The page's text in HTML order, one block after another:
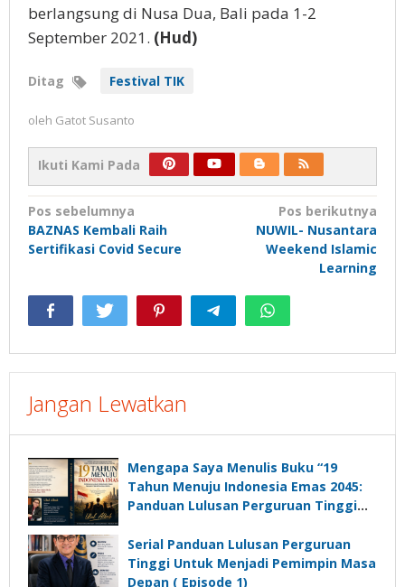
berlangsung di Nusa Dua, Bali pada 1-2
September 2021. (Hud)
Ditag Festival TIK
oleh Gatot Susanto
Ikuti Kami Pada
Navigasi
pos
Pos sebelumnya
BAZNAS Kembali Raih
Sertifikasi Covid Secure
Pos berikutnya
NUWIL- Nusantara
Weekend Islamic
Learning
Jangan Lewatkan
Mengapa Saya Menulis Buku “19
Tahun Menuju Indonesia Emas 2045:
Panduan Lulusan Perguruan Tinggi
Depan”?
Serial Panduan Lulusan Perguruan
Tinggi Untuk Menjadi Pemimpin Masa
Depan ( Episode 1)